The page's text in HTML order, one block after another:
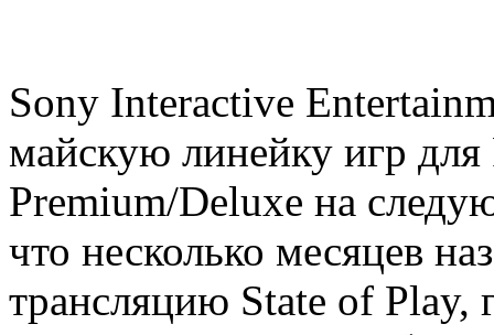
Sony Interactive
майскую линейку игр
Premium/Deluxe на
что несколько месяцев
трансляцию State of Play,